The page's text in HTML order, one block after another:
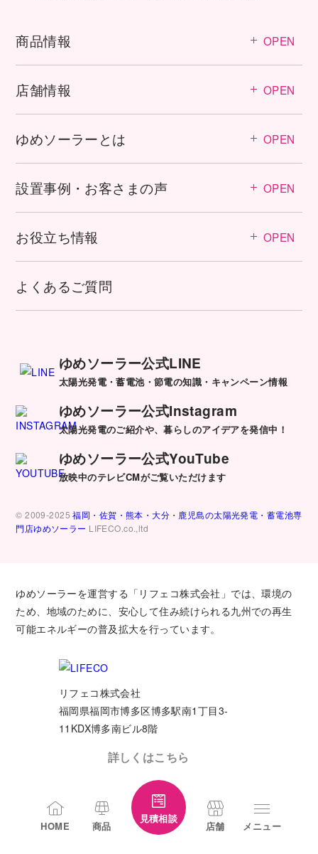
HOME 商品
見積相談
店舗 メニュー
ゆめソーラー公式LINE
太陽光発電・蓄電池・節電の知識・キャンペーン情報
ゆめソーラー公式Instagram
太陽光発電のご紹介や、暮らしのアイデアを発信中！
ゆめソーラー公式YouTube
放映中のテレビCMがご覧いただけます
商品情報 OPEN
店舗情報 OPEN
ゆめソーラーとは OPEN
設置事例・お客さまの声 OPEN
お役立ち情報 OPEN
よくあるご質問
© 2009-2025福岡・佐賀・熊本・大分・鹿児島の太陽光発電・蓄電池専
門店ゆめソーラー LIFECO.co.,ltd
ゆめソーラーを運営する「リフェコ株式会社」では、環境の
ため、地域のために、安心して住み続けられる九州での再生
可能エネルギーの普及拡大を行っています。
リフェコ株式会社
福岡県福岡市博多区博多駅南1丁目3-
11KDX博多南ビル8階
詳しくはこちら